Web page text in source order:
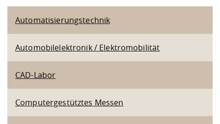
Automatisierungstechnik
Automobilelektronik / Elektromobilität
CAD-Labor
Computergestütztes Messen